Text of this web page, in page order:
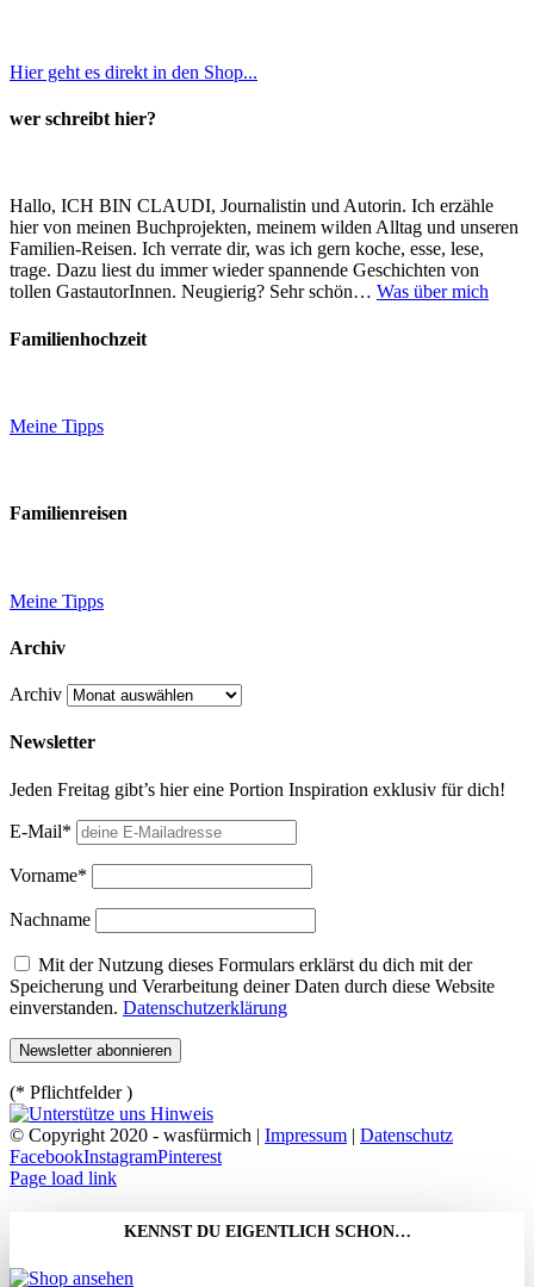
Hier geht es direkt in den Shop...
wer schreibt hier?
Hallo, ICH BIN CLAUDI, Journalistin und Autorin. Ich erzähle
hier von meinen Buchprojekten, meinem wilden Alltag und unseren
Familien-Reisen. Ich verrate dir, was ich gern koche, esse, lese,
trage. Dazu liest du immer wieder spannende Geschichten von
tollen GastautorInnen. Neugierig? Sehr schön… Was über mich
Familienhochzeit
Meine Tipps
Familienreisen
Meine Tipps
Archiv
Archiv
Newsletter
Jeden Freitag gibt’s hier eine Portion Inspiration exklusiv für dich!
E-Mail*
Vorname*
Nachname
Mit der Nutzung dieses Formulars erklärst du dich mit der
Speicherung und Verarbeitung deiner Daten durch diese Website
einverstanden. Datenschutzerklärung
(* Pflichtfelder )
© Copyright 2020 - wasfürmich | Impressum | Datenschutz
FacebookInstagramPinterest
Page load link
KENNST DU EIGENTLICH SCHON…